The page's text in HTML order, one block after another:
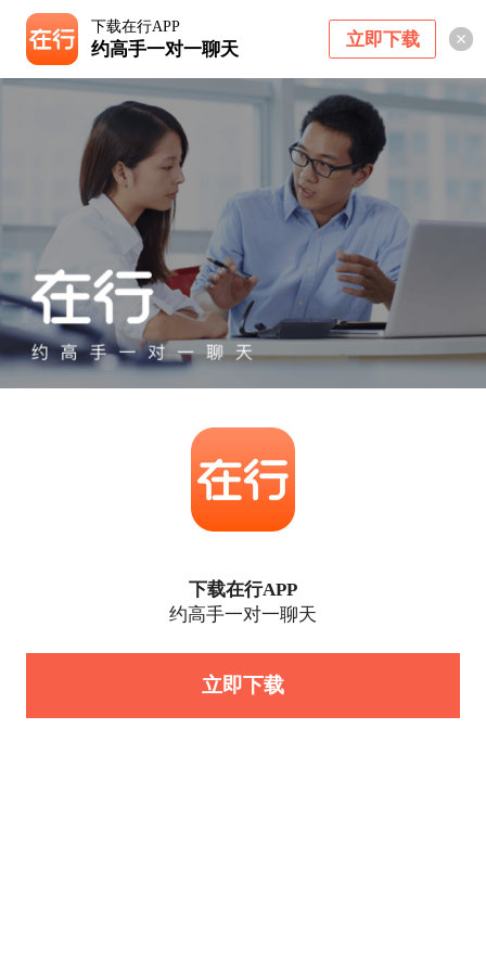
下载在行APP
约高手一对一聊天 立即下载
下载在行APP
约高手一对一聊天
立即下载